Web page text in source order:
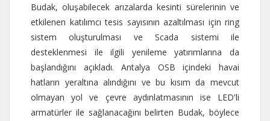
Budak, oluşabilecek arızalarda kesinti sürelerinin ve
etkilenen katılımcı tesis sayısının azaltılması için ring
sistem oluşturulması ve Scada sistemi ile
desteklenmesi ile ilgili yenileme yatırımlarına da
başlandığını açıkladı. Antalya OSB içindeki havai
hatların yeraltına alındığını ve bu kısım da mevcut
olmayan yol ve çevre aydınlatmasının ise LED'li
armatürler ile sağlanacağını belirten Budak, böylece